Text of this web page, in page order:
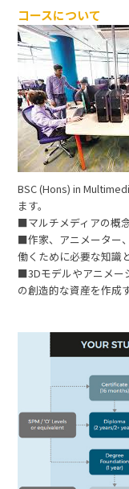
コースについて
BSC (Hons) in
ます。
■マルチメディアの概
■作家、アニメーター
働くために必要な知識
■3Dモデルやアニメー
の創造的な資産を作成